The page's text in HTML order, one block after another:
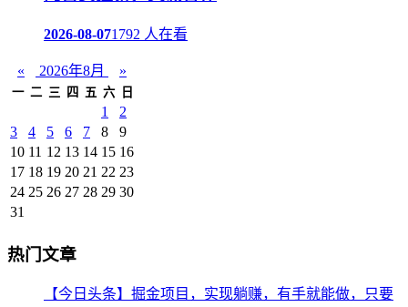
2026-08-071792 人在看
« 2026年8月 »
一 二 三 四 五 六 日
1
2
3
4 5 6 7 8
9
10 11 12 13 14 15 16
17 18 19 20 21 22 23
24 25 26 27 28 29 30
31
热门文章
【今日头条】掘金项目，实现躺赚，有手就能做，只要